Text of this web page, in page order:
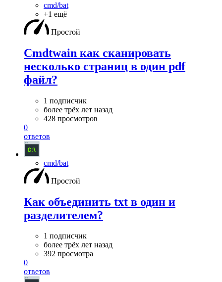
cmd/bat
+1 ещё
Простой
Cmdtwain как сканировать
несколько страниц в один pdf
файл?
1 подписчик
более трёх лет назад
428 просмотров
0
ответов
cmd/bat
Простой
Как объединить txt в один и
разделителем?
1 подписчик
более трёх лет назад
392 просмотра
0
ответов